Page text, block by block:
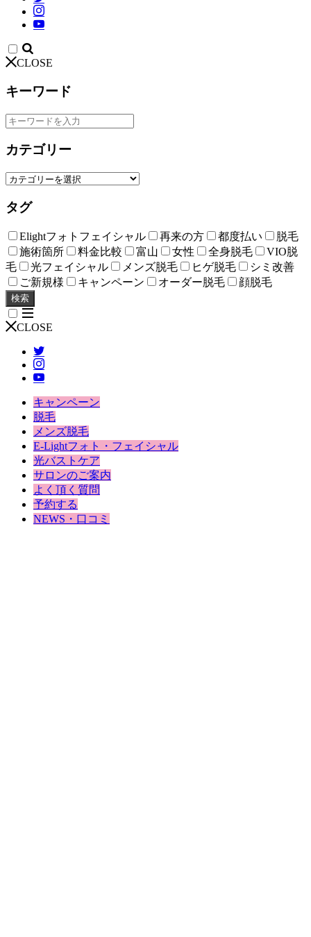
CLOSE
キーワード
カテゴリー
タグ
Elightフォトフェイシャル 再来の方 都度払い
脱毛
施術箇所
料金比較 富山 女性 全身脱毛
VIO脱
毛
光フェイシャル メンズ脱毛 ヒゲ脱毛
シミ改善
ご新規様
キャンペーン オーダー脱毛 顔脱毛
検索
CLOSE
キャンペーン
脱毛
メンズ脱毛
E-Lightフォト・フェイシャル
光バストケア
サロンのご案内
よく頂く質問
予約する
NEWS・口コミ